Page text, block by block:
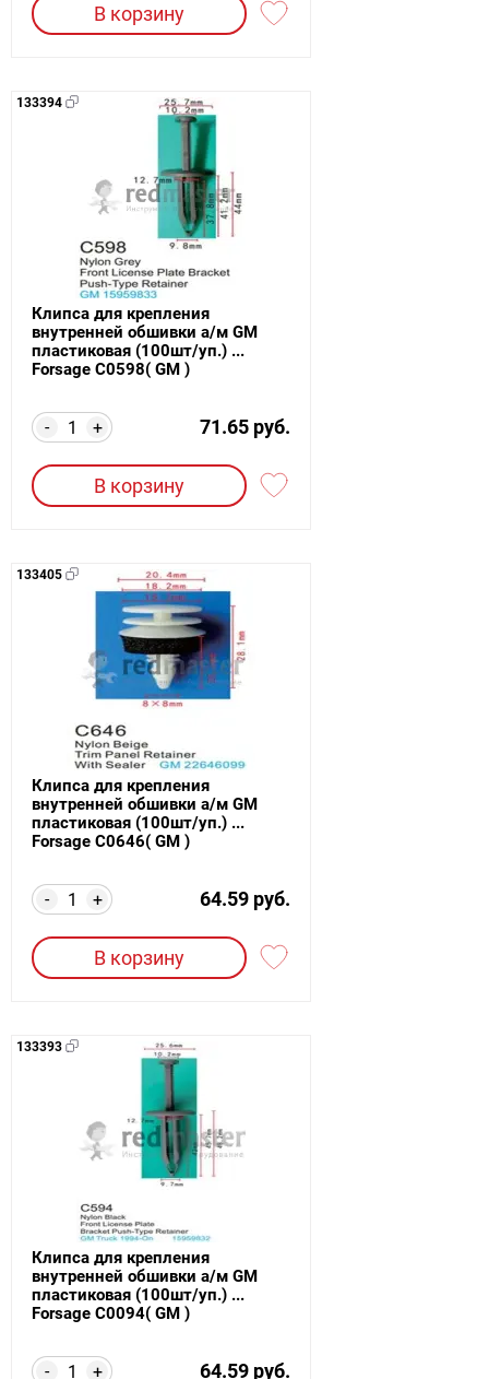
В корзину
133394
Клипса для крепления
внутренней обшивки а/м GM
пластиковая (100шт/уп.) ...
Forsage C0598( GM )
+
- 71.65 руб.
В корзину
133405
Клипса для крепления
внутренней обшивки а/м GM
пластиковая (100шт/уп.) ...
Forsage C0646( GM )
+
- 64.59 руб.
В корзину
133393
Клипса для крепления
внутренней обшивки а/м GM
пластиковая (100шт/уп.) ...
Forsage C0094( GM )
+
- 64.59 руб.